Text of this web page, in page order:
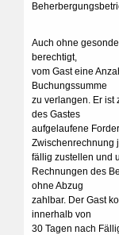
Auch ohne
berechtigt,
vom Gast eine
Buchungssumme
zu verlangen. Er ist
des Gastes
aufgelaufene
Zwischenrechnung
fällig zustellen und
Rechnungen des
ohne Abzug
zahlbar. Der Gast
innerhalb von
30 Tagen nach